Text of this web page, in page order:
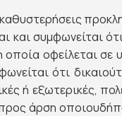
καθυστερήσεις
και συμφωνείται
οφείλεται σε
ότι
ή εξωτερικές,
άρση